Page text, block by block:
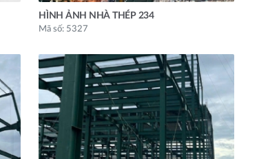
HÌNH ẢNH NHÀ THÉP 234
Mã số: 5327